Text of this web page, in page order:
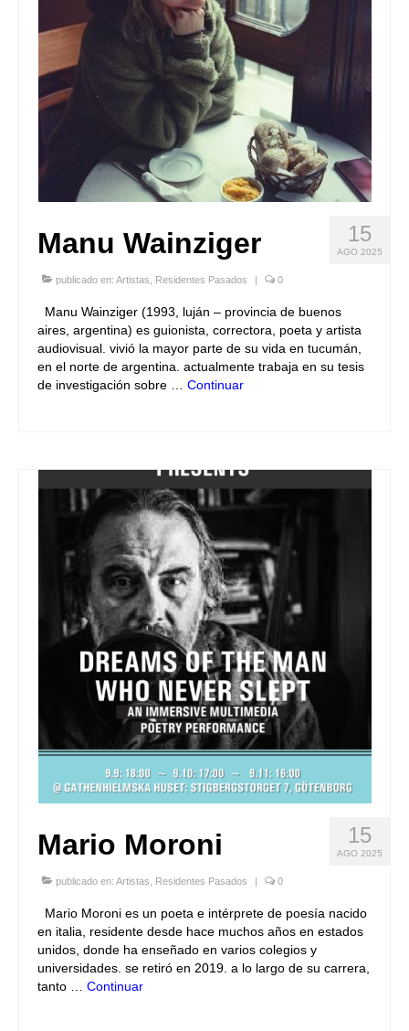
15
AGO 2025
Manu Wainziger
publicado en: Artistas Residentes Pasados | 0
Manu Wainziger (1993, luján – provincia de buenos
aires, argentina) es guionista, correctora, poeta y artista
audiovisual. vivió la mayor parte de su vida en tucumán,
en el norte de argentina. actualmente trabaja en su tesis
de investigación sobre … Continuar
15
AGO 2025
Mario Moroni
publicado en: Artistas Residentes Pasados | 0
Mario Moroni es un poeta e intérprete de poesía nacido
en italia, residente desde hace muchos años en estados
unidos, donde ha enseñado en varios colegios y
universidades. se retiró en 2019. a lo largo de su carrera,
tanto … Continuar